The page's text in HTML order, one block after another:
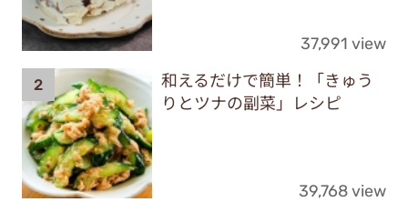
37,991 view
和えるだけで簡単！「きゅう
りとツナの副菜」レシピ
39,768 view